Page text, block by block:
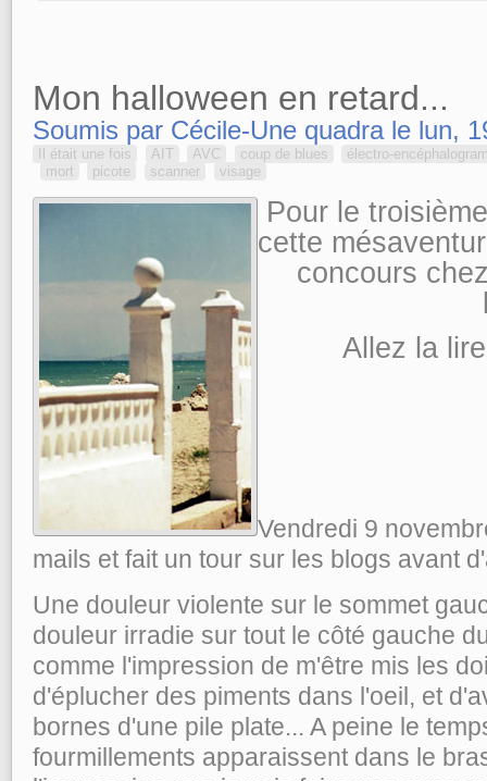
Mon halloween en retard...
Soumis par Cécile-Une quadra le lun,
Il était une fois AIT AVC coup de blues
électro-
mort
picote scanner visage
Pour le
cette
concours
Allez la
Vendredi 9
mails et fait un tour sur les blogs avant
Une douleur violente sur le sommet
douleur irradie sur tout le côté gauche
comme l'impression de m'être mis les
d'éplucher des piments dans l'oeil, et
bornes d'une pile plate... A peine le
fourmillements apparaissent dans le